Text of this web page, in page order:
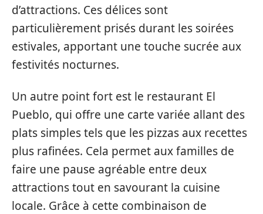
d’attractions. Ces délices sont
particulièrement prisés durant les soirées
estivales, apportant une touche sucrée aux
festivités nocturnes.
Un autre point fort est le restaurant El
Pueblo, qui offre une carte variée allant des
plats simples tels que les pizzas aux recettes
plus rafinées. Cela permet aux familles de
faire une pause agréable entre deux
attractions tout en savourant la cuisine
locale. Grâce à cette combinaison de